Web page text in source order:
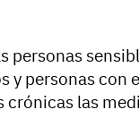
personas
y personas con
las